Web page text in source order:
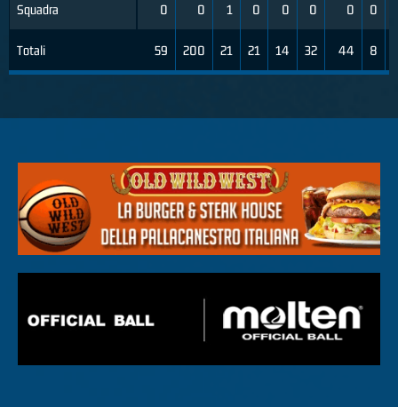
Squadra
Totali
0 0 1 0 0 0 0 0
59 200 21 21 14 32 44 8